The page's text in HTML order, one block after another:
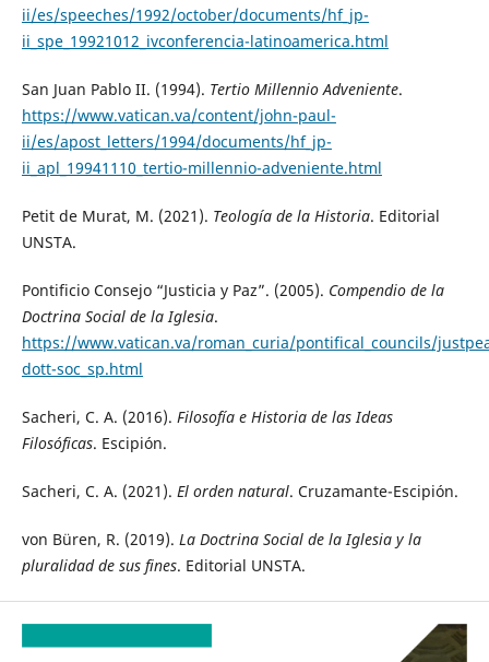
ii/es/speeches/1992/october/documents/hf_jp-
ii_spe_19921012_ivconferencia-latinoamerica.html
San Juan Pablo II. (1994). Tertio Millennio Adveniente.
https://www.vatican.va/content/john-paul-
ii/es/apost_letters/1994/documents/hf_jp-
ii_apl_19941110_tertio-millennio-adveniente.html
Petit de Murat, M. (2021). Teología de la Historia. Editorial
UNSTA.
Pontificio Consejo “Justicia y Paz”. (2005). Compendio de la
Doctrina Social de la Iglesia.
https://www.vatican.va/roman_curia/pontifical_councils/
dott-soc_sp.html
Sacheri, C. A. (2016). Filosofía e Historia de las Ideas
Filosóficas. Escipión.
Sacheri, C. A. (2021). El orden natural. Cruzamante-Escipión.
von Büren, R. (2019). La Doctrina Social de la Iglesia y la
pluralidad de sus fines. Editorial UNSTA.